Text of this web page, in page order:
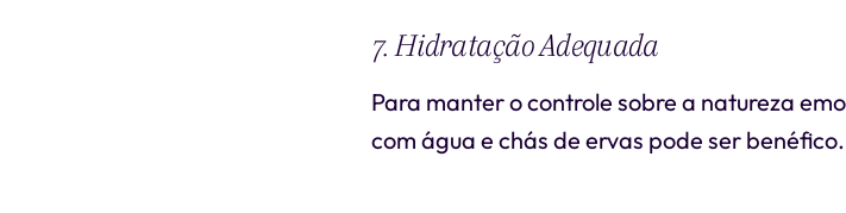
7. Hidratação Adequada
Para manter o controle sobre a natureza
com água e chás de ervas pode ser benéfico.